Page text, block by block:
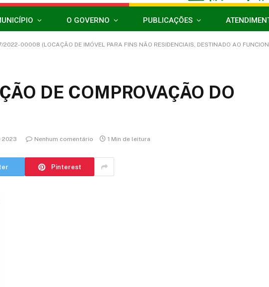
O GOVERNO PUBLICAÇÕES
(LOCAÇÃO DE IMÓVEL PARA FINS NÃO RESIDENCIAIS, DESTINADO AO FUNCIONAMENTO DA ESCOLA BENEDITO ALVES BANDEIRA I,
DE COMPROVAÇÃO DO
2023 Nenhum comentário 1 Min de leitura
Pinterest